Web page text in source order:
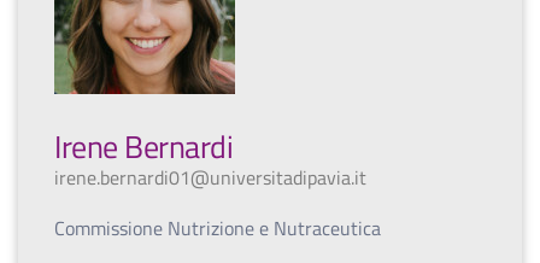
Irene Bernardi
irene.bernardi01@universitadipavia.it
Commissione Nutrizione e Nutraceutica